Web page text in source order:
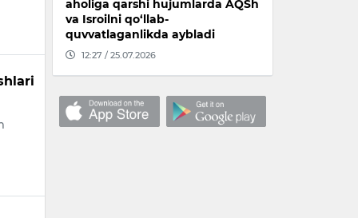
aholiga qarshi hujumlarda AQSh
va Isroilni qo‘llab-
quvvatlaganlikda aybladi
12:27 / 25.07.2026